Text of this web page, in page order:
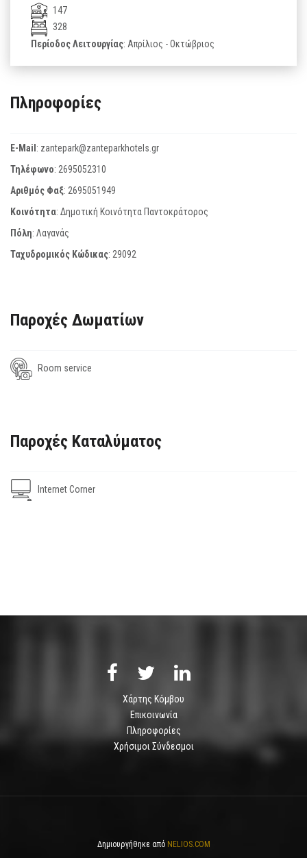
147
328
Περίοδος Λειτουργίας: Απρίλιος - Οκτώβριος
Πληροφορίες
E-Mail: zantepark@zanteparkhotels.gr
Τηλέφωνο: 2695052310
Αριθμός Φαξ: 2695051949
Κοινότητα: Δημοτική Κοινότητα Παντοκράτορος
Πόλη: Λαγανάς
Ταχυδρομικός Κώδικας: 29092
Παροχές Δωματίων
Room service
Παροχές Καταλύματος
Internet Corner
Χάρτης Κόμβου
Επικοινωνία
Πληροφορίες
Χρήσιμοι Σύνδεσμοι
Δημιουργήθηκε από NELIOS.COM